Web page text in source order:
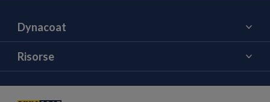
Dynacoat
Chi siamo
Contattaci
Notizie ed Eventi
Risorse